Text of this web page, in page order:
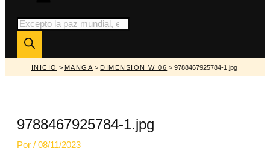
Búsqueda
de
productos
INICIO > MANGA > DIMENSION W 06 > 9788467925784-1.jpg
9788467925784-1.jpg
Por / 08/11/2023